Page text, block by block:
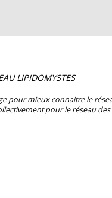
LIPIDOMYSTES
pour mieux connaitre le
pour le réseau des